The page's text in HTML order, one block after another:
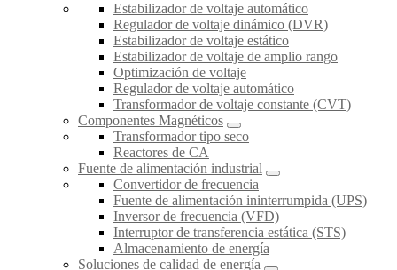
Estabilizador de voltaje automático
Regulador de voltaje dinámico (DVR)
Estabilizador de voltaje estático
Estabilizador de voltaje de amplio rango
Optimización de voltaje
Regulador de voltaje automático
Transformador de voltaje constante (CVT)
Componentes Magnéticos
Transformador tipo seco
Reactores de CA
Fuente de alimentación industrial
Convertidor de frecuencia
Fuente de alimentación ininterrumpida (UPS)
Inversor de frecuencia (VFD)
Interruptor de transferencia estática (STS)
Almacenamiento de energía
Soluciones de calidad de energía